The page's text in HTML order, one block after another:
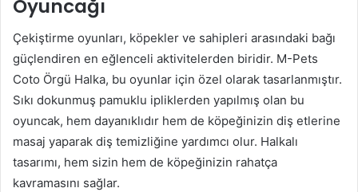
Oyuncağı
Çekiştirme oyunları, köpekler ve sahipleri arasındaki bağı
güçlendiren en eğlenceli aktivitelerden biridir. M-Pets
Coto Örgü Halka, bu oyunlar için özel olarak tasarlanmıştır.
Sıkı dokunmuş pamuklu ipliklerden yapılmış olan bu
oyuncak, hem dayanıklıdır hem de köpeğinizin diş etlerine
masaj yaparak diş temizliğine yardımcı olur. Halkalı
tasarımı, hem sizin hem de köpeğinizin rahatça
kavramasını sağlar.